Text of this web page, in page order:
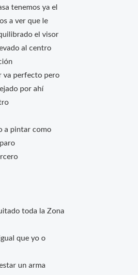
tenemos ya el
a ver que le
el visor
al centro
va perfecto pero
por ahí
a pintar como
toda la Zona
que yo o
un arma